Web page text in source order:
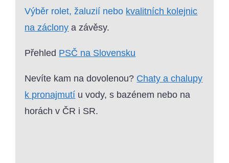
Výběr rolet, žaluzií nebo kvalitních kolejnic
na záclony a závěsy.
Přehled PSČ na Slovensku
Nevíte kam na dovolenou? Chaty a chalupy
k pronajmutí u vody, s bazénem nebo na
horách v ČR i SR.